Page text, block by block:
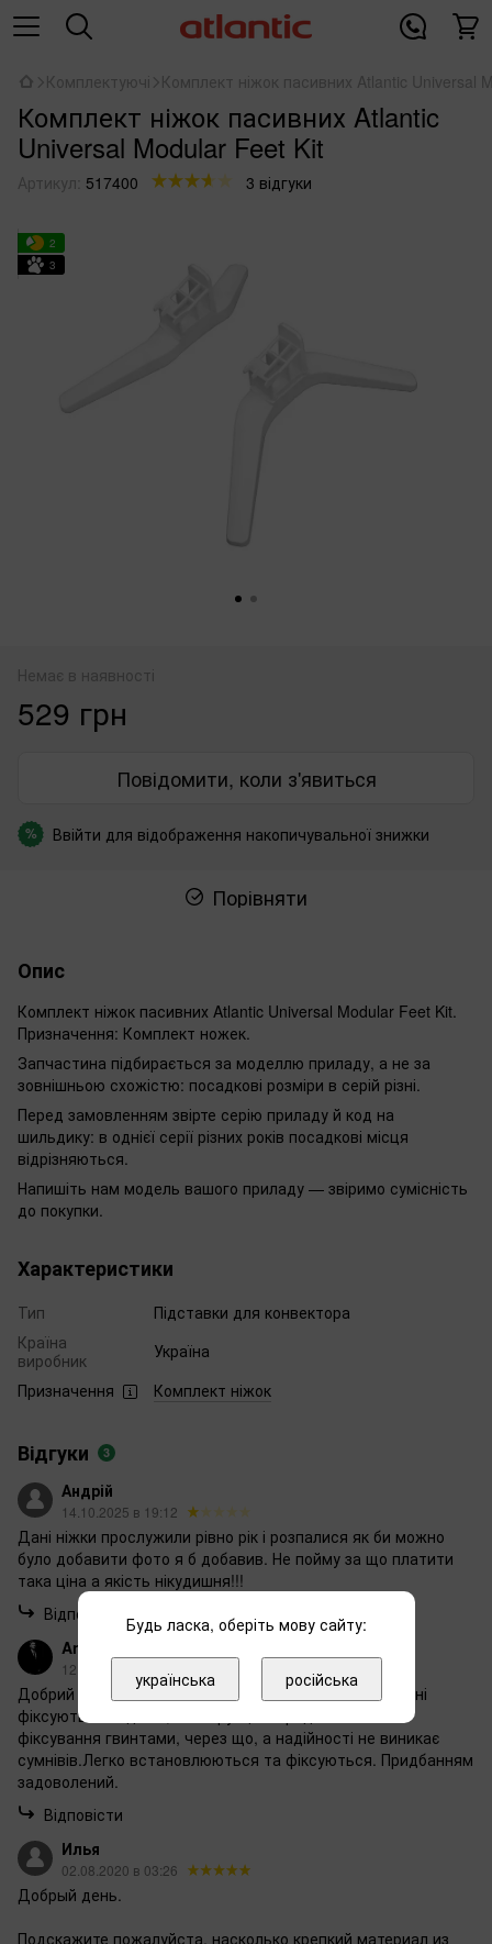
Комплектуючі Комплект ніжок пасивних Atlantic Universal
Комплект ніжок пасивних Atlantic
Universal Modular Feet Kit
Артикул: 517400 3 відгуки
2
3
Немає в наявності
529 грн
Повідомити, коли з'явиться
% Ввійти для відображення накопичувальної знижки
Порівняти
Опис
Комплект ніжок пасивних Atlantic Universal Modular Feet Kit.
Призначення: Комплект ножек.
Запчастина підбирається за моделлю приладу, а не за
зовнішньою схожістю: посадкові розміри в серій різні.
Перед замовленням звірте серію приладу й код на
шильдику: в однієї серії різних років посадкові місця
відрізняються.
Напишіть нам модель вашого приладу — звіримо сумісність
до покупки.
Характеристики
Тип
Підставки для конвектора
Країна
виробник
Україна
Призначення
Комплект ніжок
Відгуки 3
Андрій
14.10.2025 в 19:12
Дані ніжки прослужили рівно рік і розпалися як би можно
було добавити фото я б добавив. Не пойму за що платити
така ціна а якість нікудишня!!!
Відповісти
Anton Moskalenko
12.10.2024 в 13:34
Добрий день! Виріб хорошої якості. Ніжки при збиранні
фіксуються надійно, конструкція передбачає також
фіксування гвинтами, через що, а надійності не виникає
сумнівів.Легко встановлюються та фіксуються. Придбанням
задоволений.
Відповісти
Илья
02.08.2020 в 03:26
Добрый день.
Подскажите пожалуйста, насколько крепкий материал из
Будь ласка, оберіть мову сайту:
українська російська